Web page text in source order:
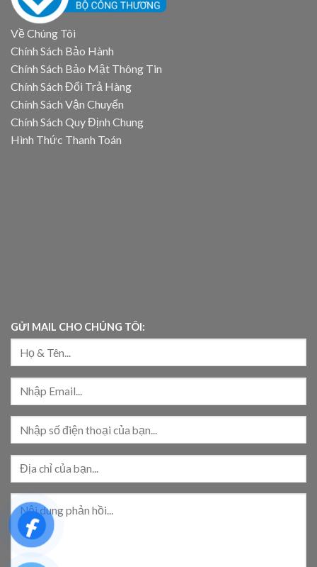
Về Chúng Tôi
Chính Sách Bảo Hành
Chính Sách Bảo Mật Thông Tin
Chính Sách Đổi Trả Hàng
Chính Sách Vận Chuyển
Chính Sách Quy Định Chung
Hình Thức Thanh Toán
GỬI MAIL CHO CHÚNG TÔI: